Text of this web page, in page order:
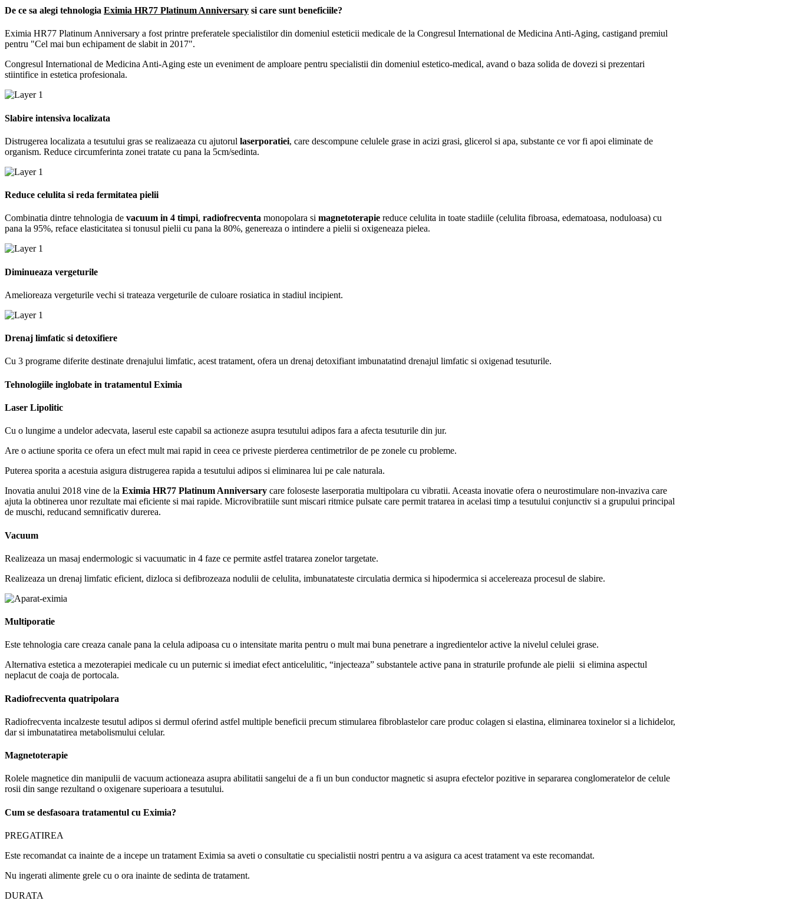
De ce sa alegi tehnologia Eximia HR77 Platinum Anniversary si care sunt beneficiile?
Eximia HR77 Platinum Anniversary a fost printre preferatele specialistilor din domeniul esteticii medicale de la Congresul International de Medicina Anti-Aging, castigand premiul
pentru "Cel mai bun echipament de slabit in 2017".
Congresul International de Medicina Anti-Aging este un eveniment de amploare pentru specialistii din domeniul estetico-medical, avand o baza solida de dovezi si prezentari
stiintifice in estetica profesionala.
Slabire intensiva localizata
Distrugerea localizata a tesutului gras se realizaeaza cu ajutorul laserporatiei, care descompune celulele grase in acizi grasi, glicerol si apa, substante ce vor fi apoi eliminate de
organism. Reduce circumferinta zonei tratate cu pana la 5cm/sedinta.
Reduce celulita si reda fermitatea pielii
Combinatia dintre tehnologia de vacuum in 4 timpi, radiofrecventa monopolara si magnetoterapie reduce celulita in toate stadiile (celulita fibroasa, edematoasa, noduloasa) cu
pana la 95%, reface elasticitatea si tonusul pielii cu pana la 80%, genereaza o intindere a pielii si oxigeneaza pielea.
Diminueaza vergeturile
Amelioreaza vergeturile vechi si trateaza vergeturile de culoare rosiatica in stadiul incipient.
Drenaj limfatic si detoxifiere
Cu 3 programe diferite destinate drenajului limfatic, acest tratament, ofera un drenaj detoxifiant imbunatatind drenajul limfatic si oxigenad tesuturile.
Tehnologiile inglobate in tratamentul Eximia
Laser Lipolitic
Cu o lungime a undelor adecvata, laserul este capabil sa actioneze asupra tesutului adipos fara a afecta tesuturile din jur.
Are o actiune sporita ce ofera un efect mult mai rapid in ceea ce priveste pierderea centimetrilor de pe zonele cu probleme.
Puterea sporita a acestuia asigura distrugerea rapida a tesutului adipos si eliminarea lui pe cale naturala.
Inovatia anului 2018 vine de la Eximia HR77 Platinum Anniversary care foloseste laserporatia multipolara cu vibratii. Aceasta inovatie ofera o neurostimulare non-invaziva care
ajuta la obtinerea unor rezultate mai eficiente si mai rapide. Microvibratiile sunt miscari ritmice pulsate care permit tratarea in acelasi timp a tesutului conjunctiv si a grupului principal
de muschi, reducand semnificativ durerea.
Vacuum
Realizeaza un masaj endermologic si vacuumatic in 4 faze ce permite astfel tratarea zonelor targetate.
Realizeaza un drenaj limfatic eficient, dizloca si defibrozeaza nodulii de celulita, imbunatateste circulatia dermica si hipodermica si accelereaza procesul de slabire.
Multiporatie
Este tehnologia care creaza canale pana la celula adipoasa cu o intensitate marita pentru o mult mai buna penetrare a ingredientelor active la nivelul celulei grase.
Alternativa estetica a mezoterapiei medicale cu un puternic si imediat efect anticelulitic, “injecteaza” substantele active pana in straturile profunde ale pielii si elimina aspectul
neplacut de coaja de portocala.
Radiofrecventa quatripolara
Radiofrecventa incalzeste tesutul adipos si dermul oferind astfel multiple beneficii precum stimularea fibroblastelor care produc colagen si elastina, eliminarea toxinelor si a lichidelor,
dar si imbunatatirea metabolismului celular.
Magnetoterapie
Rolele magnetice din manipulii de vacuum actioneaza asupra abilitatii sangelui de a fi un bun conductor magnetic si asupra efectelor pozitive in separarea conglomeratelor de celule
rosii din sange rezultand o oxigenare superioara a tesutului.
Cum se desfasoara tratamentul cu Eximia?
PREGATIREA
Este recomandat ca inainte de a incepe un tratament Eximia sa aveti o consultatie cu specialistii nostri pentru a va asigura ca acest tratament va este recomandat.
Nu ingerati alimente grele cu o ora inainte de sedinta de tratament.
DURATA